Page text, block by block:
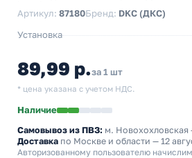
Артикул: 87180Бренд: DKC (ДКС)
Установка
89,99 р.за 1 шт
* цена указана с учетом НДС.
Наличие
Самовывоз из ПВЗ: м. Новохохловская
Доставка по Москве и области — 12
Авторизованному пользователю начислим